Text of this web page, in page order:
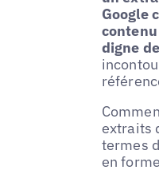
Google
digne
extraits
termes
en